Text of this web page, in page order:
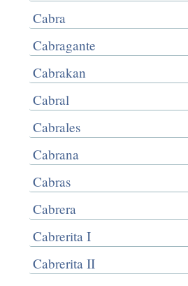
Cabra
Cabragante
Cabrakan
Cabral
Cabrales
Cabrana
Cabras
Cabrera
Cabrerita I
Cabrerita II